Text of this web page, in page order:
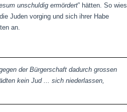
unschuldig ermördert” hätten. So wies
Juden vorging und sich ihrer Habe
an.
der Bürgerschaft dadurch grossen
kein Jud ... sich niederlassen,